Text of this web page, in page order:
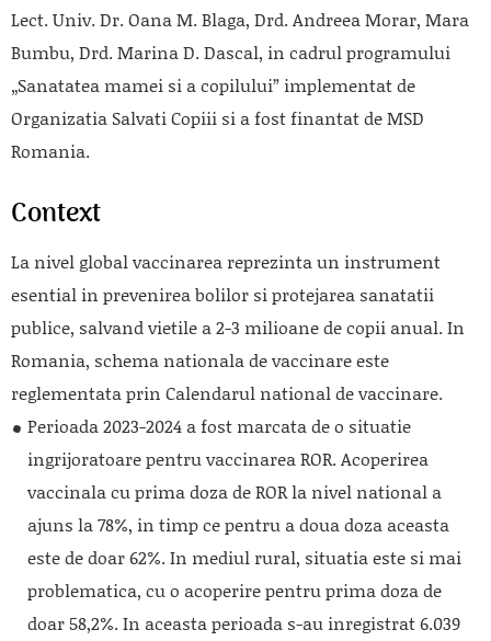
Lect. Univ. Dr. Oana M. Blaga, Drd. Andreea Morar, Mara
Bumbu, Drd. Marina D. Dascal, in cadrul programului
„Sanatatea mamei si a copilului” implementat de
Organizatia Salvati Copiii si a fost finantat de MSD
Romania.
Context
La nivel global vaccinarea reprezinta un instrument
esential in prevenirea bolilor si protejarea sanatatii
publice, salvand vietile a 2-3 milioane de copii anual. In
Romania, schema nationala de vaccinare este
reglementata prin Calendarul national de vaccinare.
Perioada 2023-2024 a fost marcata de o situatie
ingrijoratoare pentru vaccinarea ROR. Acoperirea
vaccinala cu prima doza de ROR la nivel national a
ajuns la 78%, in timp ce pentru a doua doza aceasta
este de doar 62%. In mediul rural, situatia este si mai
problematica, cu o acoperire pentru prima doza de
doar 58,2%. In aceasta perioada s-au inregistrat 6.039